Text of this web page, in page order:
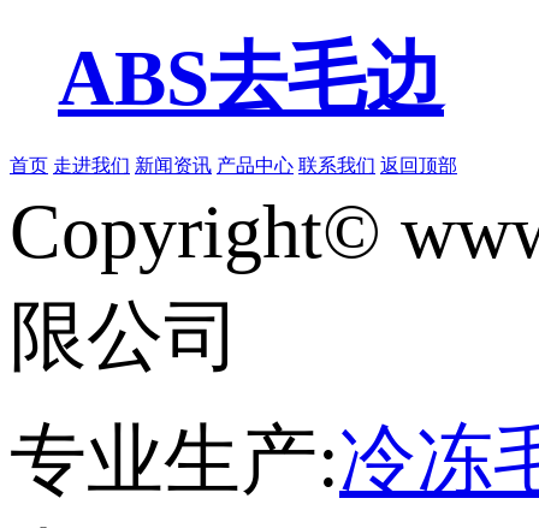
ABS去毛边
首页 走进我们 新闻资讯 产品中心 联系我们 返回顶部
Copyright©
限公司
专业生产:冷冻